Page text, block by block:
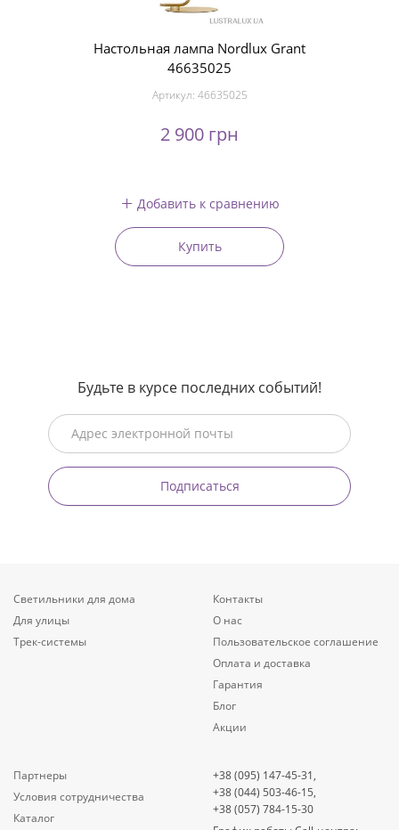
Настольная лампа Nordlux Grant
46635025
Артикул: 46635025
2 900 грн
Добавить к сравнению
Купить
Будьте в курсе последних событий!
Подписаться
Светильники для дома
Для улицы
Трек-системы
Контакты
О нас
Пользовательское соглашение
Оплата и доставка
Гарантия
Блог
Акции
Партнеры
Условия сотрудничества
Каталог
+38 (095) 147-45-31,
+38 (044) 503-46-15,
+38 (057) 784-15-30